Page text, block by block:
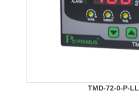
TMD-72-0-P-LL